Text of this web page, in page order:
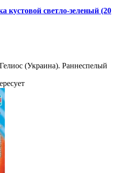
кустовой светло-зеленый (20
(Украина). Раннеспелый